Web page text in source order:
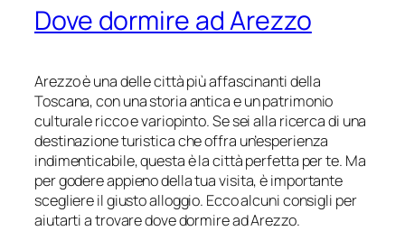
Dove dormire ad Arezzo
Arezzo è una delle città più affascinanti della
Toscana, con una storia antica e un patrimonio
culturale ricco e variopinto. Se sei alla ricerca di una
destinazione turistica che offra un’esperienza
indimenticabile, questa è la città perfetta per te. Ma
per godere appieno della tua visita, è importante
scegliere il giusto alloggio. Ecco alcuni consigli per
aiutarti a trovare dove dormire ad Arezzo.